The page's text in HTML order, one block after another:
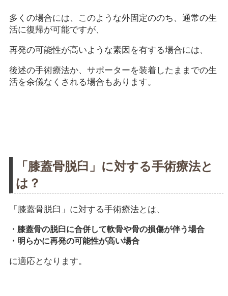
多くの場合には、このような外固定ののち、通常の生
活に復帰が可能ですが、
再発の可能性が高いような素因を有する場合には、
後述の手術療法か、サポーターを装着したままでの生
活を余儀なくされる場合もあります。
「膝蓋骨脱臼」に対する手術療法と
は？
「膝蓋骨脱臼」に対する手術療法とは、
・膝蓋骨の脱臼に合併して軟骨や骨の損傷が伴う場合
・明らかに再発の可能性が高い場合
に適応となります。